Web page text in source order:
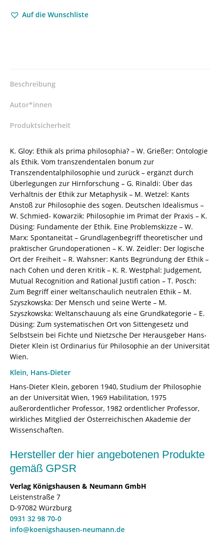
Dieter
/
3-
4484-
/
978-
3-
82-
604484-
7
Menge
Auf die Wunschliste
Beschreibung
Autor*innen
Produktsicherheit
K. Gloy: Ethik als prima philosophia? – W. Grießer: Ontologie
als Ethik. Vom transzendentalen bonum zur
Transzendentalphilosophie und zurück – ergänzt durch
Überlegungen zur Hirnforschung – G. Rinaldi: Über das
Verhältnis der Ethik zur Metaphysik – M. Wetzel: Kants
Anstoß zur Philosophie des sogen. Deutschen Idealismus –
W. Schmied- Kowarzik: Philosophie im Primat der Praxis – K.
Düsing: Fundamente der Ethik. Eine Problemskizze – W.
Marx: Spontaneität – Grundlagenbegriff theoretischer und
praktischer Grundoperationen – K. W. Zeidler: Der logische
Ort der Freiheit – R. Wahsner: Kants Begründung der Ethik –
nach Cohen und deren Kritik – K. R. Westphal: Judgement,
Mutual Recognition and Rational Justifi cation – T. Posch:
Zum Begriff einer weltanschaulich neutralen Ethik – M.
Szyszkowska: Der Mensch und seine Werte – M.
Szyszkowska: Weltanschauung als eine Grundkategorie – E.
Düsing: Zum systematischen Ort von Sittengesetz und
Selbstsein bei Fichte und Nietzsche Der Herausgeber Hans-
Dieter Klein ist Ordinarius für Philosophie an der Universität
Wien.
Klein, Hans-Dieter
Hans-Dieter Klein, geboren 1940, Studium der Philosophie
an der Universität Wien, 1969 Habilitation, 1975
außerordentlicher Professor, 1982 ordentlicher Professor,
wirkliches Mitglied der Österreichischen Akademie der
Wissenschaften.
Hersteller der hier angebotenen Produkte
gemäß GPSR
Verlag Königshausen & Neumann GmbH
Leistenstraße 7
D-97082 Würzburg
0931 32 98 70-0
info@koenigshausen-neumann.de